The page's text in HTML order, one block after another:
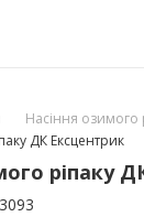
Насіння озимого
ДК Ексцентрик
ріпаку